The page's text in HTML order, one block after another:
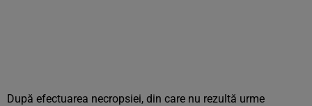
După efectuarea necropsiei, din care nu rezultă urme